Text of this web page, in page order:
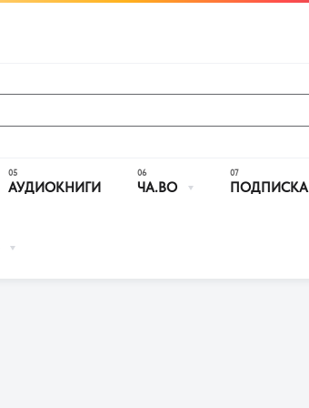
АУДИОКНИГИ ЧА.ВО ПОДПИСКА